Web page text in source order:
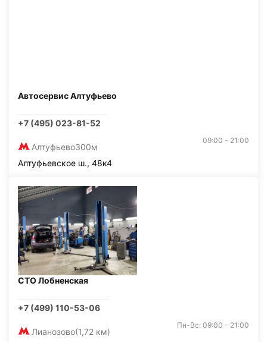
Автосервис Алтуфьево
+7 (495) 023-81-52
Алтуфьево300м
09:00 - 21:00
Алтуфьевское ш., 48к4
СТО Лобненская
+7 (499) 110-53-06
Лианозово(1,72 км)
Пн-Вс: 09:00 - 21:00